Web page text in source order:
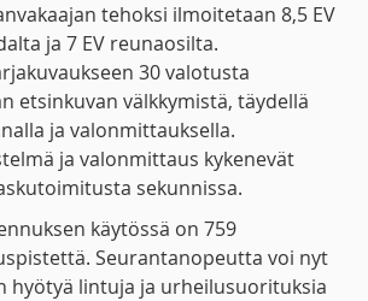
tehoksi ilmoitetaan 8,5 EV
ja 7 EV reunaosilta.
30 valotusta
etsinkuvan välkkymistä, täydellä
ja valonmittauksella.
ja valonmittaus kykenevät
sekunnissa.
käytössä on 759
Seurantanopeutta voi nyt
hyötyä lintuja ja urheilusuorituksia